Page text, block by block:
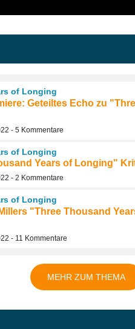
of Longing
Geteiltes Echo zu
- 5 Kommentare
of Longing
Years of Longing"
- 2 Kommentare
of Longing
"Three Thousand
- 11 Kommentare
MEHR ZUM THEMA